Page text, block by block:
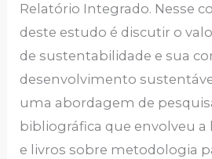
Relatório Integrado. Nesse
deste estudo é discutir o
de sustentabilidade e sua
desenvolvimento
uma abordagem de
bibliográfica que envolveu
e livros sobre metodologia